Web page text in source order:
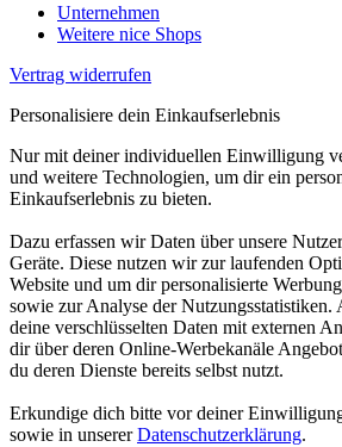
Unternehmen
Weitere nice Shops
Vertrag widerrufen
Personalisiere dein Einkaufserlebnis
Nur mit deiner individuellen Einwilligung
und weitere Technologien, um dir ein
Einkaufserlebnis zu bieten.
Dazu erfassen wir Daten über unsere
Geräte. Diese nutzen wir zur laufenden
Website und um dir personalisierte
sowie zur Analyse der
deine verschlüsselten Daten mit externen
dir über deren Online-Werbekanäle
du deren Dienste bereits selbst nutzt.
Erkundige dich bitte vor deiner
sowie in unsererDatenschutzerklärung.